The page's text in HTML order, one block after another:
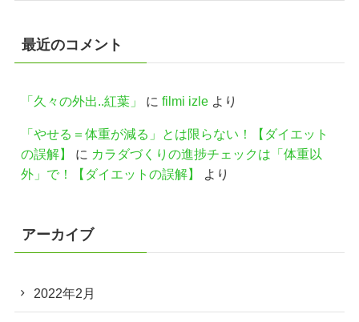
最近のコメント
「久々の外出..紅葉」 に filmi izleより
「やせる＝体重が減る」とは限らない！【ダイエット
の誤解】
に カラダづくりの進捗チェックは「体重以
外」で！【ダイエットの誤解】
より
アーカイブ
2022年2月